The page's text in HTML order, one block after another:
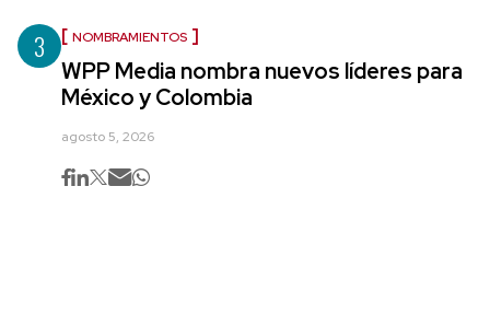
3 NOMBRAMIENTOS
WPP Media nombra nuevos líderes para
México y Colombia
agosto 5, 2026